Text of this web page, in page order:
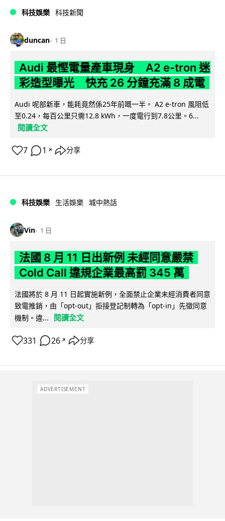
科技娛樂 科技新聞
duncan 1 日
Audi 最慳電量產車現身 A2 e-tron 迷
彩造型曝光 快充 26 分鐘充滿 8 成電
Audi 呢部新車，能耗竟然係25年前嘅一半。 A2 e-tron 風阻低
至0.24，每百公里只需12.8 kWh，一度電行到7.8公里。6...
閱讀全文
7 1 ↗ 分享
科技娛樂 生活娛樂 城中熱話
Vin 1 日
法國 8 月 11 日出新例 未經同意嚴禁
Cold Call 違規企業最高罰 345 萬
法國將於 8 月 11 日起實施新例，全面禁止企業未經消費者同意
致電推銷，由「opt-out」拒接登記制轉為「opt-in」先徵同意
機制。違...
閱讀全文
331 26 ↗ 分享
ADVERTISEMENT